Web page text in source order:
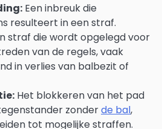
Een inbreuk die
resulteert in een straf.
straf die wordt opgelegd voor
van de regels, vaak
in verlies van balbezit of
Het blokkeren van het pad
zonderde bal,
tot mogelijke straffen.